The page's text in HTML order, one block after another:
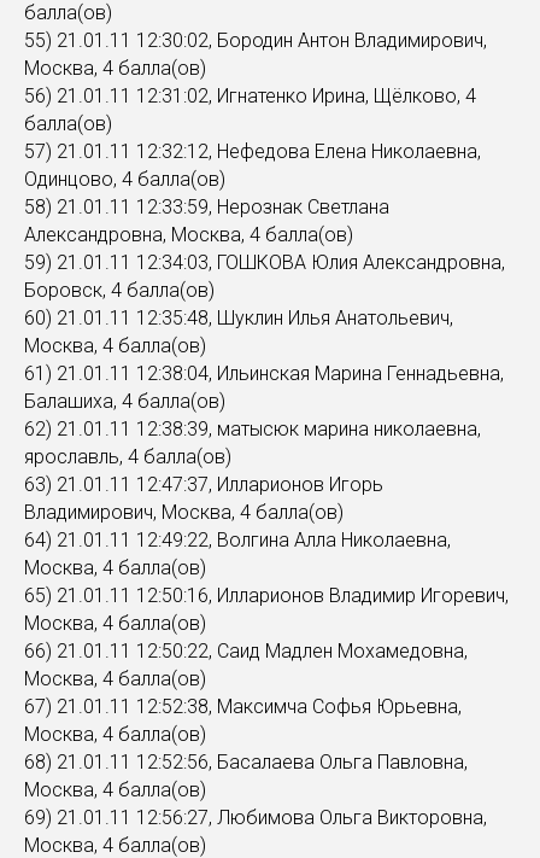
балла(ов)
55) 21.01.11 12:30:02, Бородин Антон Владимирович,
Москва, 4 балла(ов)
56) 21.01.11 12:31:02, Игнатенко Ирина, Щёлково, 4
балла(ов)
57) 21.01.11 12:32:12, Нефедова Елена Николаевна,
Одинцово, 4 балла(ов)
58) 21.01.11 12:33:59, Нерознак Светлана
Александровна, Москва, 4 балла(ов)
59) 21.01.11 12:34:03, ГОШКОВА Юлия Александровна,
Боровск, 4 балла(ов)
60) 21.01.11 12:35:48, Шуклин Илья Анатольевич,
Москва, 4 балла(ов)
61) 21.01.11 12:38:04, Ильинская Марина Геннадьевна,
Балашиха, 4 балла(ов)
62) 21.01.11 12:38:39, матысюк марина николаевна,
ярославль, 4 балла(ов)
63) 21.01.11 12:47:37, Илларионов Игорь
Владимирович, Москва, 4 балла(ов)
64) 21.01.11 12:49:22, Волгина Алла Николаевна,
Москва, 4 балла(ов)
65) 21.01.11 12:50:16, Илларионов Владимир Игоревич,
Москва, 4 балла(ов)
66) 21.01.11 12:50:22, Саид Мадлен Мохамедовна,
Москва, 4 балла(ов)
67) 21.01.11 12:52:38, Максимча Софья Юрьевна,
Москва, 4 балла(ов)
68) 21.01.11 12:52:56, Басалаева Ольга Павловна,
Москва, 4 балла(ов)
69) 21.01.11 12:56:27, Любимова Ольга Викторовна,
Москва, 4 балла(ов)